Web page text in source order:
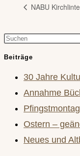
NABU
Beiträge
30 Jahre
Annahme
Ostern –
Neues und